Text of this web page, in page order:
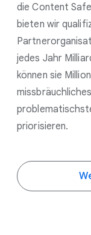
die Content
bieten wir
jedes Jahr
können sie
priorisieren.